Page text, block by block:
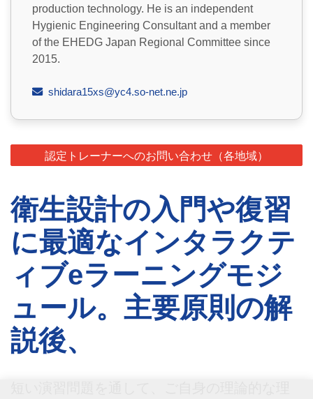
production technology. He is an independent
Hygienic Engineering Consultant and a member
of the EHEDG Japan Regional Committee since
2015.
shidara15xs@yc4.so-net.ne.jp
認定トレーナーへのお問い合わせ（各地域）
衛生設計の入門や復習
に最適なインタラクテ
ィブeラーニングモジ
ュール。主要原則の解
説後、